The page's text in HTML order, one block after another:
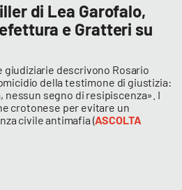
di Lea Garofalo,
e Gratteri su
giudiziarie descrivono Rosario
della testimone di giustizia:
nessun segno di resipiscenza». I
crotonese per evitare un
civile antimafia (ASCOLTA